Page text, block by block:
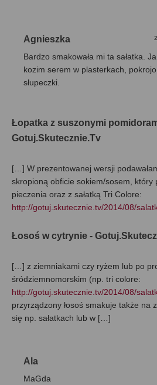
Agnieszka
Bardzo smakowała mi ta sałatka.
kozim serem w plasterkach,
słupeczki.
Łopatka z suszonymi
Gotuj.Skutecznie.Tv
[…] W prezentowanej wersji
skropioną obficie sokiem/sosem, który
pieczenia oraz z sałatką Tri Colore:
http://gotuj.skutecznie.tv/2014/08/
Łosoś w cytrynie -
[…] z ziemniakami czy ryżem lub po
śródziemnomorskim (np. tri colore:
http://gotuj.skutecznie.tv/2014/08/
przyrządzony łosoś smakuje także na
się np. sałatkach lub w […]
Ala
MaGda